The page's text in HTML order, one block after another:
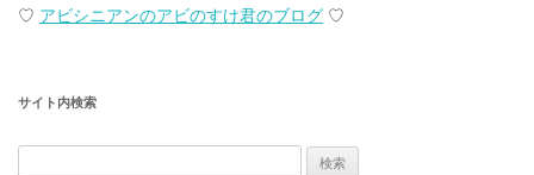
♡ アビシニアンのアビのすけ君のブログ ♡
サイト内検索